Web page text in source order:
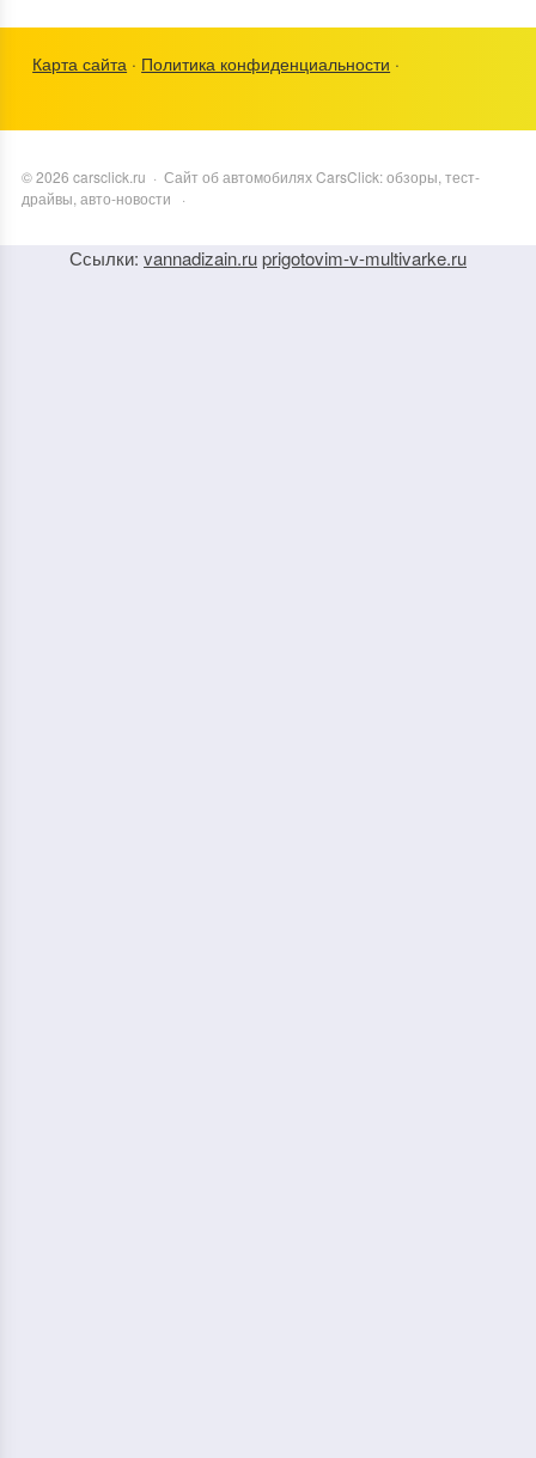
Карта сайта · Политика конфиденциальности ·
©2026 carsclick.ru · Сайт об автомобилях CarsClick: обзоры, тест-
драйвы, авто-новости
·
Ссылки: vannadizain.ruprigotovim-v-multivarke.ru